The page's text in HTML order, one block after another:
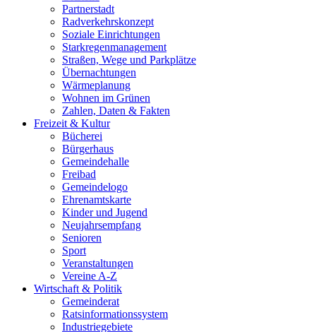
Partnerstadt
Radverkehrskonzept
Soziale Einrichtungen
Starkregenmanagement
Straßen, Wege und Parkplätze
Übernachtungen
Wärmeplanung
Wohnen im Grünen
Zahlen, Daten & Fakten
Freizeit & Kultur
Bücherei
Bürgerhaus
Gemeindehalle
Freibad
Gemeindelogo
Ehrenamtskarte
Kinder und Jugend
Neujahrsempfang
Senioren
Sport
Veranstaltungen
Vereine A-Z
Wirtschaft & Politik
Gemeinderat
Ratsinformationssystem
Industriegebiete